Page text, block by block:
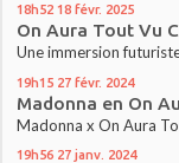
18h52 18 févr. 2025
On Aura Tout Vu
Une immersion
19h15 27 févr. 2024
Madonna en On
Madonna x On Aura
19h56 27 janv. 2024